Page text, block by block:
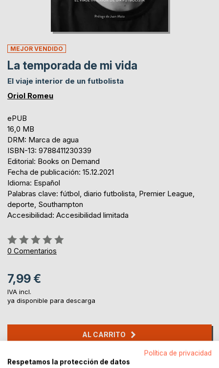
MEJOR VENDIDO
La temporada de mi vida
El viaje interior de un futbolista
Oriol Romeu
ePUB
16,0 MB
DRM: Marca de agua
ISBN-13: 9788411230339
Editorial: Books on Demand
Fecha de publicación: 15.12.2021
Idioma: Español
Palabras clave: fútbol, diario futbolista, Premier League,
deporte, Southampton
Accesibilidad: Accesibilidad limitada
Rating:
0%
0 Comentarios
7,99 €
IVA incl.
ya disponible para descarga
AL CARRITO
Añadir a lista de deseo
Política de privacidad
Respetamos la protección de datos